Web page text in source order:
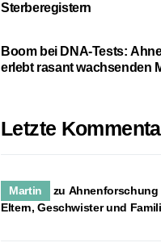
Sterberegistern
Boom bei DNA-Tests:
erlebt rasant wachsenden
Letzte
Martin zu Ahnenforschung
Eltern, Geschwister und